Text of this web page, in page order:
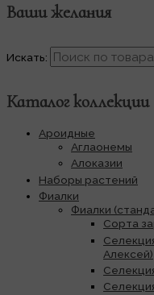
Ваши желания
Искать:
Каталог коллекции
Ароидные
Аглаонемы
Алоказии
Наборы растений
Фиалки
Фиалки
Сорта
Алексей)